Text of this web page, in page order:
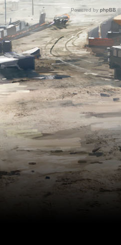
Powered by phpBB©